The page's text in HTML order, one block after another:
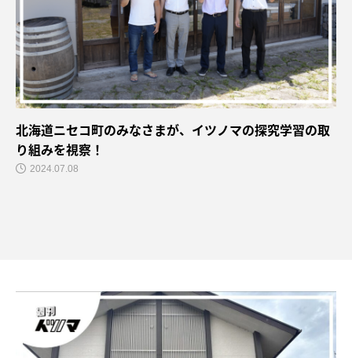
北海道ニセコ町のみなさまが、イツノマの探究学習の取
り組みを視察！
2024.07.08